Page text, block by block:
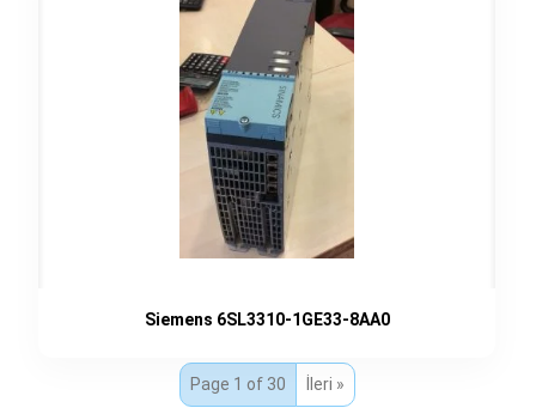
Siemens 6SL3310-1GE33-8AA0
Page 1 of 30 İleri »